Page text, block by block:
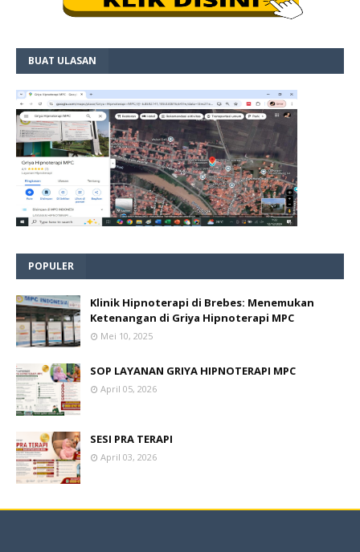
BUAT ULASAN
POPULER
Klinik Hipnoterapi di Brebes: Menemukan
Ketenangan di Griya Hipnoterapi MPC
Mei 10, 2025
SOP LAYANAN GRIYA HIPNOTERAPI MPC
April 05, 2026
SESI PRA TERAPI
April 03, 2026